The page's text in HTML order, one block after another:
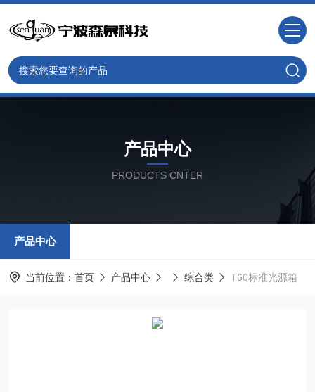
产品中心
PRODUCTS CNTER
产品中心
当前位置： 首页 产品中心 综合类 T60标准光源箱